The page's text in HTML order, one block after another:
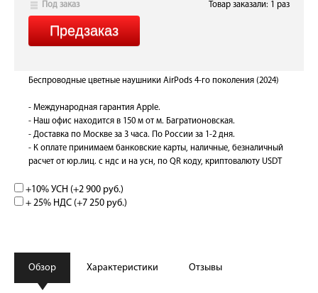
Под заказ Товар заказали: 1 раз
Беспроводные цветные наушники AirPods 4-го поколения (2024)
- Международная гарантия Apple.
- Наш офис находится в 150 м от м. Багратионовская.
- Доставка по Москве за 3 часа. По России за 1-2 дня.
- К оплате принимаем банковские карты, наличные, безналичный
расчет от юр.лиц. с ндс и на усн, по QR коду, криптовалюту USDT
+10% УСН (+2 900 руб.)
+ 25% НДС (+7 250 руб.)
Обзор Характеристики Отзывы